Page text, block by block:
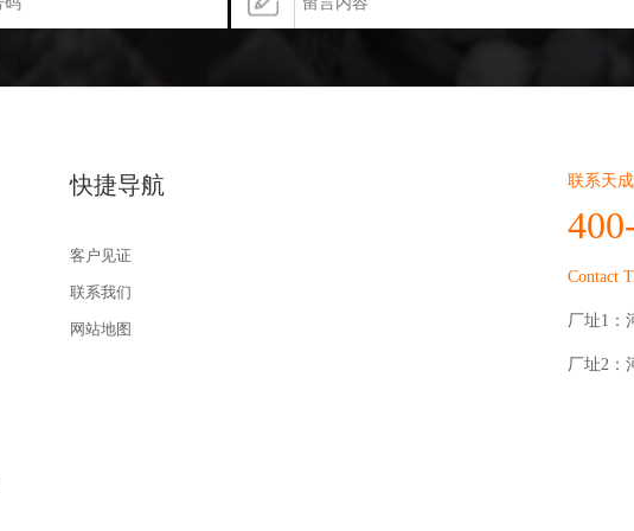
快捷导航
客户见证
联系我们
网站地图
联系天
Contact
厂址1：
厂址2：